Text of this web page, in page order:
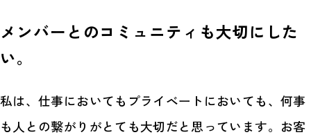
メンバーとのコミュニティも大切にした
い。
私は、仕事においてもプライベートにおいても、何事
も人との繋がりがとても大切だと思っています。お客